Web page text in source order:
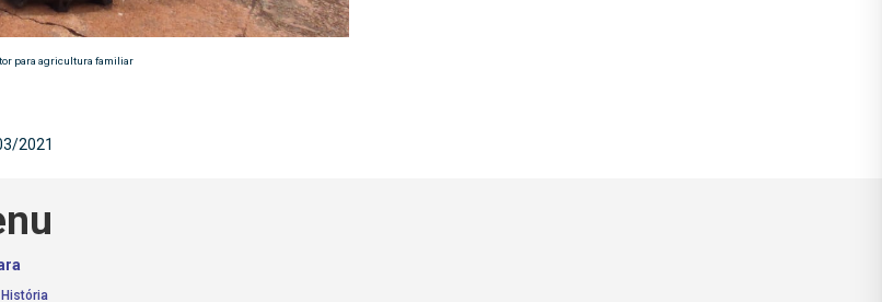
para agricultura familiar
2021